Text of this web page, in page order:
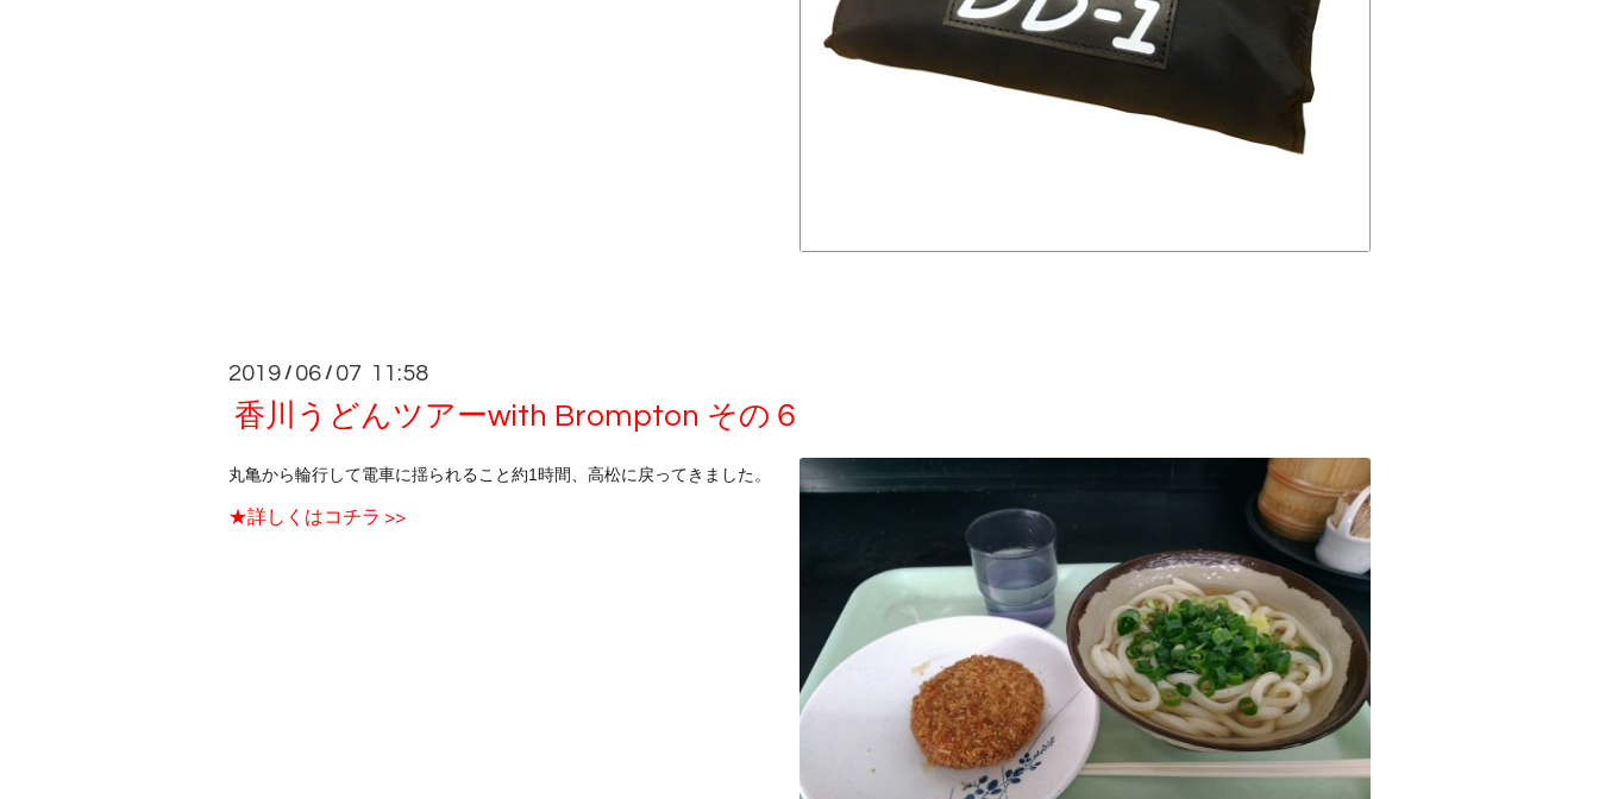
2019 / 06 / 07 11:58
香川うどんツアーwith Brompton その６
丸亀から輪行して電車に揺られること約1時間、高松に戻ってきました。
★詳しくはコチラ >>